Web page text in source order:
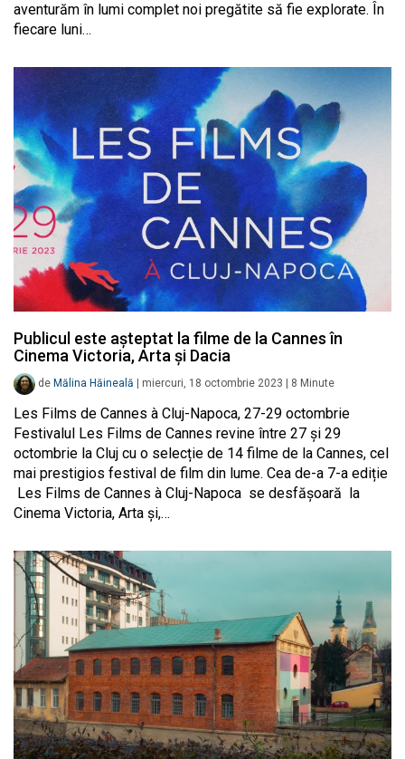
aventurăm în lumi complet noi pregătite să fie explorate. În
fiecare luni…
Publicul este așteptat la filme de la Cannes în
Cinema Victoria, Arta și Dacia
de Mălina Hăineală miercuri, 18 octombrie 2023 8 Minute
Les Films de Cannes à Cluj-Napoca, 27-29 octombrie
Festivalul Les Films de Cannes revine între 27 și 29
octombrie la Cluj cu o selecție de 14 filme de la Cannes, cel
mai prestigios festival de film din lume. Cea de-a 7-a ediție
Les Films de Cannes à Cluj-Napoca se desfășoară la
Cinema Victoria, Arta și,…